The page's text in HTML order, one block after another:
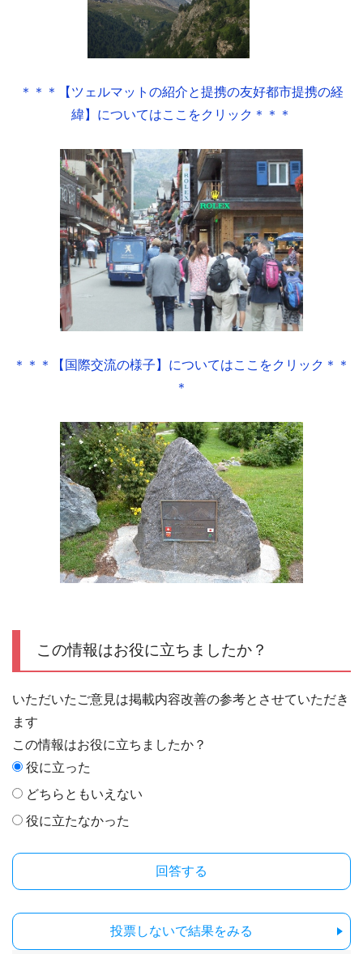
＊＊＊【ツェルマットの紹介と提携の友好都市提携の経
緯】についてはここをクリック＊＊＊
＊＊＊【国際交流の様子】についてはここをクリック＊＊
＊
この情報はお役に立ちましたか？
いただいたご意見は掲載内容改善の参考とさせていただき
ます
この情報はお役に立ちましたか？
役に立った
どちらともいえない
役に立たなかった
投票しないで結果をみる